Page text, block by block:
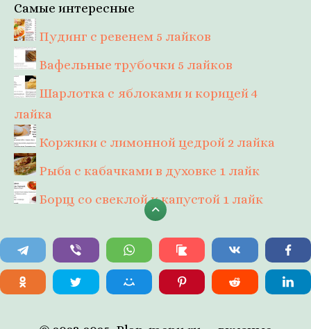
Самые интересные
Пудинг с ревенем 5 лайков
Вафельные трубочки 5 лайков
Шарлотка с яблоками и корицей4
лайка
Коржики с лимонной цедрой 2 лайка
Рыба с кабачками в духовке 1 лайк
Борщ со свеклой и капустой 1 лайк